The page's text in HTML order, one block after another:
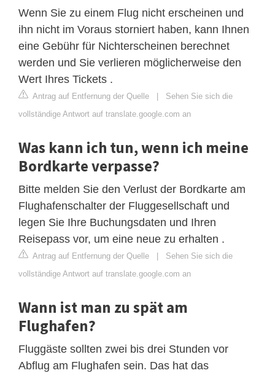
Wenn Sie zu einem Flug nicht erscheinen und
ihn nicht im Voraus storniert haben, kann Ihnen
eine Gebühr für Nichterscheinen berechnet
werden und Sie verlieren möglicherweise den
Wert Ihres Tickets .
Antrag auf Entfernung der Quelle | Sehen Sie sich die
vollständige Antwort auf translate.google.com an
Was kann ich tun, wenn ich meine
Bordkarte verpasse?
Bitte melden Sie den Verlust der Bordkarte am
Flughafenschalter der Fluggesellschaft und
legen Sie Ihre Buchungsdaten und Ihren
Reisepass vor, um eine neue zu erhalten .
Antrag auf Entfernung der Quelle | Sehen Sie sich die
vollständige Antwort auf translate.google.com an
Wann ist man zu spät am
Flughafen?
Fluggäste sollten zwei bis drei Stunden vor
Abflug am Flughafen sein. Das hat das